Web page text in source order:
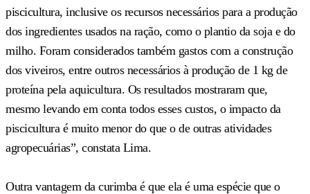
piscicultura, inclusive os recursos necessários para a produção
dos ingredientes usados na ração, como o plantio da soja e do
milho. Foram considerados também gastos com a construção
dos viveiros, entre outros necessários à produção de 1 kg de
proteína pela aquicultura. Os resultados mostraram que,
mesmo levando em conta todos esses custos, o impacto da
piscicultura é muito menor do que o de outras atividades
agropecuárias”, constata Lima.
Outra vantagem da curimba é que ela é uma espécie que o